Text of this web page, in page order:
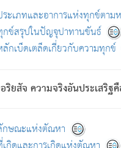
ะเภทและอาการแห่งทุกข์ตาม
ข์สรุปในปัญจุปาทานขันธ์
กเบ็ดเตล็ดเกี่ยวกับความทุกข์
ยสัจ ความจริงอันประเสริฐ
กษณะแห่งตัณหา
นที่ตรัสรู้ เมื่อตรัสรู้แล้วได้ 7 วั
าก็พึงตรวจสอบกับตัวเล่มหนังสื